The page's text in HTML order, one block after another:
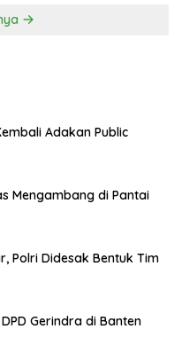
Adakan Public
Mengambang di Pantai
Polri Didesak Bentuk Tim
Gerindra di Banten